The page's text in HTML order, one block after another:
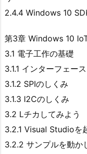
2.4.4 Windows 10
第3章 Windows 10
3.1 電子工作の基礎
3.1.1 インターフェー
3.1.2 SPIのしくみ
3.1.3 I2Cのしくみ
3.2 Lチカしてみよう
3.2.1 Visual Studioを
3.2.2 サンプルを動か